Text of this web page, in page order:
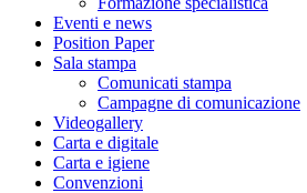
Eventi e news
Position Paper
Sala stampa
Comunicati stampa
Campagne di comunicazione
Videogallery
Carta e digitale
Carta e igiene
Convenzioni